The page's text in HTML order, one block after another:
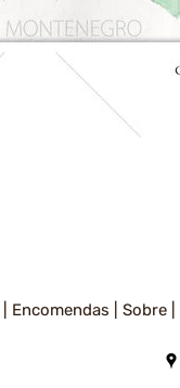
Encomendas | Sobre |